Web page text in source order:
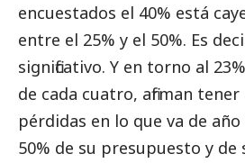
encuestados el 40% está
entre el 25% y el 50%. Es
significativo. Y en torno al
de cada cuatro, afirman
pérdidas en lo que va de
50% de su presupuesto y de